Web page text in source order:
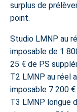
surplus de
point.
Studio LMNP au
imposable de 1
25 € de PS
T2 LMNP au réel
imposable 7 200 €
T3 LMNP longue